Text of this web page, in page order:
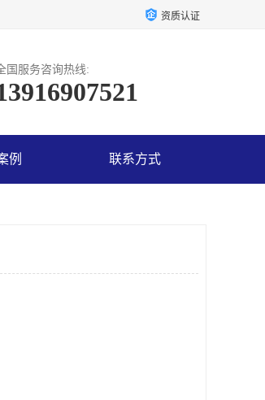
资质认证
国服务咨询热线:
例 联系方式